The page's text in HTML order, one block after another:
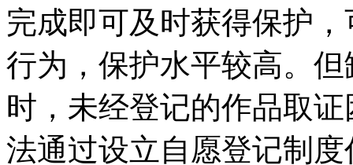
完成即可及时获得保护
行为，保护水平较高。
时，未经登记的作品取
法通过设立自愿登记制